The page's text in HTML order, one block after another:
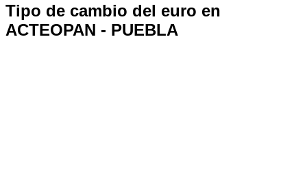
Tipo de cambio del euro en
ACTEOPAN - PUEBLA